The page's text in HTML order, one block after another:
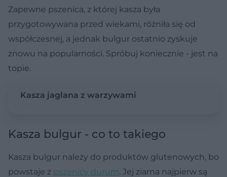
Zapewne pszenica, z której kasza była
przygotowywana przed wiekami, różniła się od
współczesnej, a jednak bulgur ostatnio zyskuje
znowu na popularności. Spróbuj koniecznie - jest na
topie.
Kasza jaglana z warzywami
Kasza bulgur - co to takiego
Kasza bulgur należy do produktów glutenowych, bo
powstaje z pszenicy durum. Jej ziarna najpierw są